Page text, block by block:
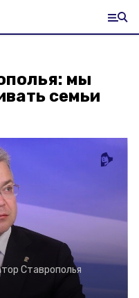
мы
семьи
Ставрополья